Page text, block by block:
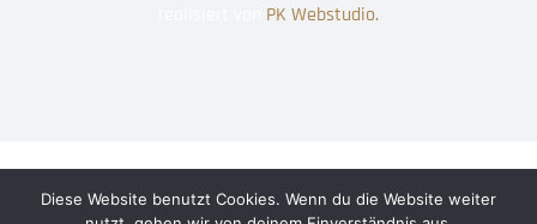
PK Webstudio.
Diese Website benutzt Cookies. Wenn du die Website weiter